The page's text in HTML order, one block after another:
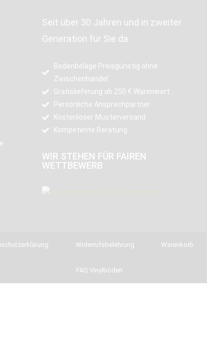
Seit über 30 Jahren und in zweiter
Generation für Sie da
Bodenbeläge Preisgünstig ohne
Zwischenhandel
Gratislieferung ab 250 € Warenwert
Persönliche Ansprechpartner
Kostenloser Musterversand
Kompetente Beratung
WIR STEHEN FÜR FAIREN
WETTBEWERB
Widerrufsbelehrung Warenkorb
FAQ Vinylböden